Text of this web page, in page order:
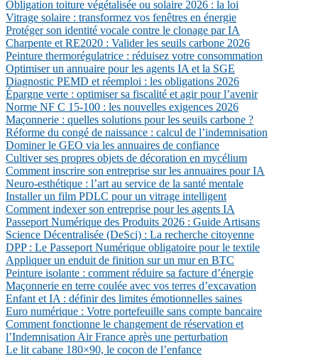
Obligation toiture végétalisée ou solaire 2026 : la loi
Vitrage solaire : transformez vos fenêtres en énergie
Protéger son identité vocale contre le clonage par IA
Charpente et RE2020 : Valider les seuils carbone 2026
Peinture thermorégulatrice : réduisez votre consommation
Optimiser un annuaire pour les agents IA et la SGE
Diagnostic PEMD et réemploi : les obligations 2026
Épargne verte : optimiser sa fiscalité et agir pour l’avenir
Norme NF C 15-100 : les nouvelles exigences 2026
Maçonnerie : quelles solutions pour les seuils carbone ?
Réforme du congé de naissance : calcul de l’indemnisation
Dominer le GEO via les annuaires de confiance
Cultiver ses propres objets de décoration en mycélium
Comment inscrire son entreprise sur les annuaires pour IA
Neuro-esthétique : l’art au service de la santé mentale
Installer un film PDLC pour un vitrage intelligent
Comment indexer son entreprise pour les agents IA
Passeport Numérique des Produits 2026 : Guide Artisans
Science Décentralisée (DeSci) : La recherche citoyenne
DPP : Le Passeport Numérique obligatoire pour le textile
Appliquer un enduit de finition sur un mur en BTC
Peinture isolante : comment réduire sa facture d’énergie
Maçonnerie en terre coulée avec vos terres d’excavation
Enfant et IA : définir des limites émotionnelles saines
Euro numérique : Votre portefeuille sans compte bancaire
Comment fonctionne le changement de réservation et
l’Indemnisation Air France après une perturbation
Le lit cabane 180×90, le cocon de l’enfance